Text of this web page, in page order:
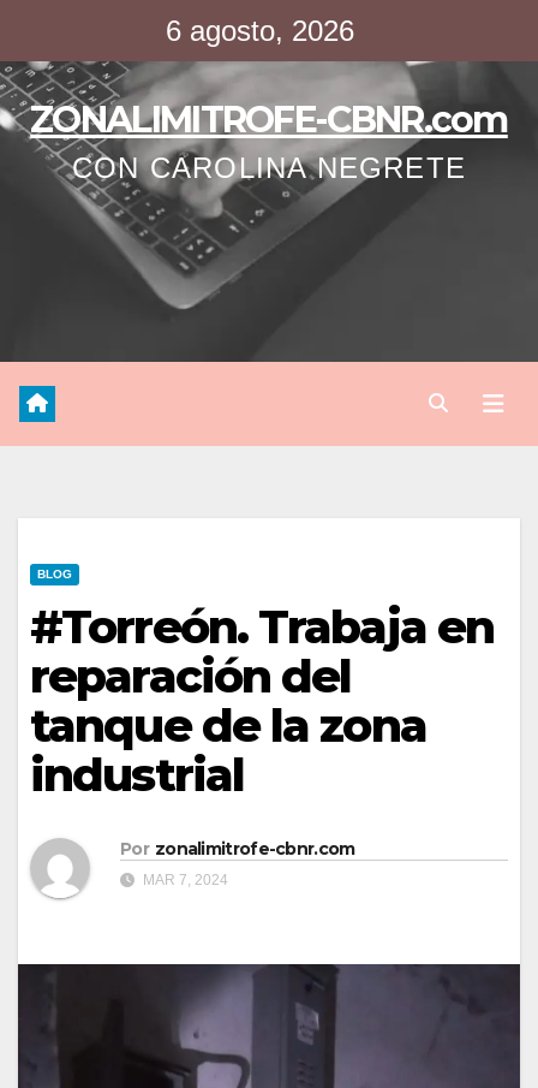
contenido
6 agosto, 2026
ZONALIMITROFE-CBNR.com
CON CAROLINA NEGRETE
BLOG
#Torreón. Trabaja en
reparación del
tanque de la zona
industrial
Por zonalimitrofe-cbnr.com
MAR 7, 2024